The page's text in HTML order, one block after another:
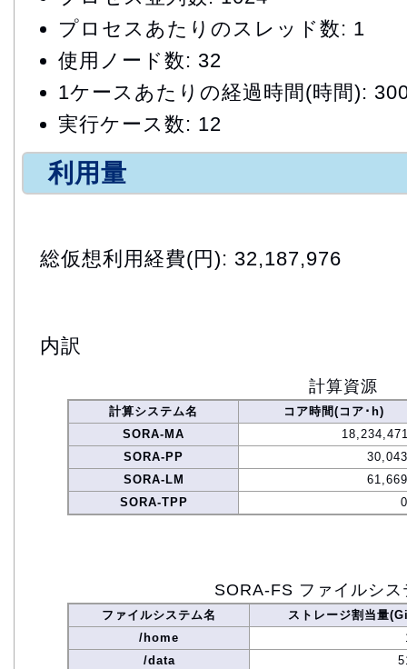
プロセスあたりのスレッド数: 1
使用ノード数: 32
1ケースあたりの経過時間(時間):
実行ケース数: 12
利用量
総仮想利用経費(円): 32,187,976
内訳
計算資源
計算システム名
コア時間(コア･h)
SORA-MA
SORA-PP
SORA-LM
SORA-TPP
SORA-FS ファイルシス
ファイルシステム名
ストレージ割当量
/home
/data